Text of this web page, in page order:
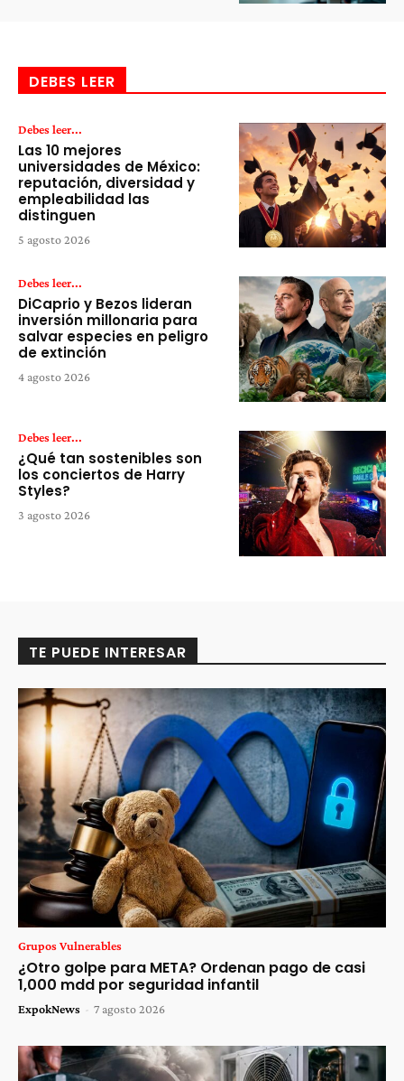
DEBES LEER
Debes leer...
Las 10 mejores
universidades de México:
reputación, diversidad y
empleabilidad las
distinguen
5 agosto 2026
Debes leer...
DiCaprio y Bezos lideran
inversión millonaria para
salvar especies en peligro
de extinción
4 agosto 2026
Debes leer...
¿Qué tan sostenibles son
los conciertos de Harry
Styles?
3 agosto 2026
TE PUEDE INTERESAR
Grupos Vulnerables
¿Otro golpe para META? Ordenan pago de casi
1,000 mdd por seguridad infantil
ExpokNews - 7 agosto 2026